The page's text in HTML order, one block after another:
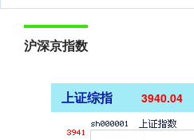
沪深京指数
上证综指 3940.04